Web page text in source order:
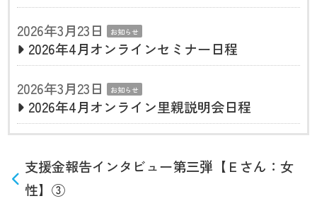
2026年3月23日
お知らせ
2026年4月オンラインセミナー日程
2026年3月23日
お知らせ
2026年4月オンライン里親説明会日程
支援金報告インタビュー第三弾【Ｅさん：女
性】③